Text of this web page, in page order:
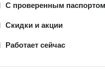
С проверенным паспортом
Скидки и акции
Работает сейчас